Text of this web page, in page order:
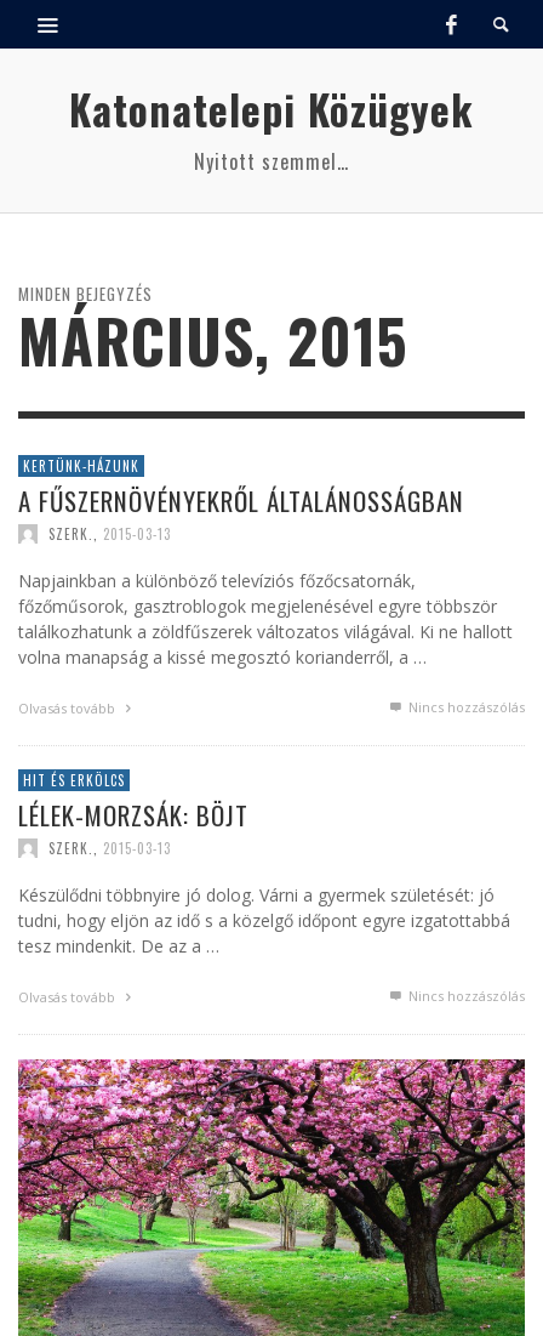
Katonatelepi Közügyek
Nyitott szemmel…
MINDEN BEJEGYZÉS
MÁRCIUS, 2015
KERTÜNK-HÁZUNK
A FŰSZERNÖVÉNYEKRŐL ÁLTALÁNOSSÁGBAN
SZERK. 2015-03-13
Napjainkban a különböző televíziós főzőcsatornák,
főzőműsorok, gasztroblogok megjelenésével egyre többször
találkozhatunk a zöldfűszerek változatos világával. Ki ne hallott
volna manapság a kissé megosztó korianderről, a …
Olvasás tovább Nincs hozzászólás
HIT ÉS ERKÖLCS
LÉLEK-MORZSÁK: BÖJT
SZERK. 2015-03-13
Készülődni többnyire jó dolog. Várni a gyermek születését: jó
tudni, hogy eljön az idő s a közelgő időpont egyre izgatottabbá
tesz mindenkit. De az a …
Olvasás tovább Nincs hozzászólás